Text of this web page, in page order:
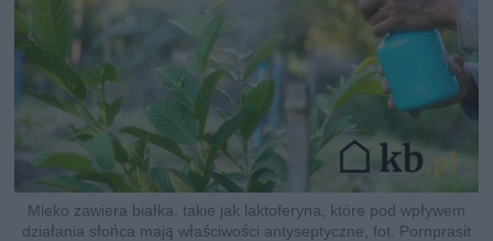
Mleko zawiera białka, takie jak laktoferyna, które pod wpływem
działania słońca mają właściwości antyseptyczne, fot. Pornprasit